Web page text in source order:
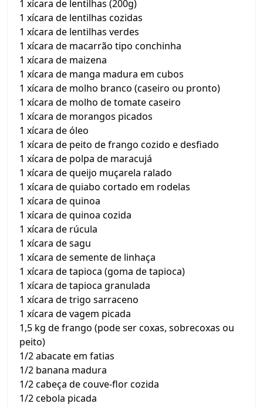
1 xícara de lentilhas (200g)
1 xícara de lentilhas cozidas
1 xícara de lentilhas verdes
1 xícara de macarrão tipo conchinha
1 xícara de maizena
1 xícara de manga madura em cubos
1 xícara de molho branco (caseiro ou pronto)
1 xícara de molho de tomate caseiro
1 xícara de morangos picados
1 xícara de óleo
1 xícara de peito de frango cozido e desfiado
1 xícara de polpa de maracujá
1 xícara de queijo muçarela ralado
1 xícara de quiabo cortado em rodelas
1 xícara de quinoa
1 xícara de quinoa cozida
1 xícara de rúcula
1 xícara de sagu
1 xícara de semente de linhaça
1 xícara de tapioca (goma de tapioca)
1 xícara de tapioca granulada
1 xícara de trigo sarraceno
1 xícara de vagem picada
1,5 kg de frango (pode ser coxas, sobrecoxas ou
peito)
1/2 abacate em fatias
1/2 banana madura
1/2 cabeça de couve-flor cozida
1/2 cebola picada